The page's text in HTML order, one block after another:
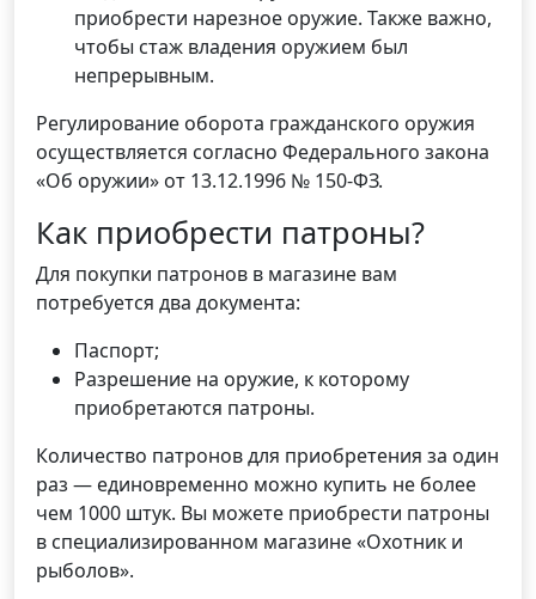
приобрести нарезное оружие. Также важно,
чтобы стаж владения оружием был
непрерывным.
Регулирование оборота гражданского оружия
осуществляется согласно Федерального закона
«Об оружии» от 13.12.1996 № 150-ФЗ.
Как приобрести патроны?
Для покупки патронов в магазине вам
потребуется два документа:
Паспорт;
Разрешение на оружие, к которому
приобретаются патроны.
Количество патронов для приобретения за один
раз — единовременно можно купить не более
чем 1000 штук. Вы можете приобрести патроны
в специализированном магазине «Охотник и
рыболов».